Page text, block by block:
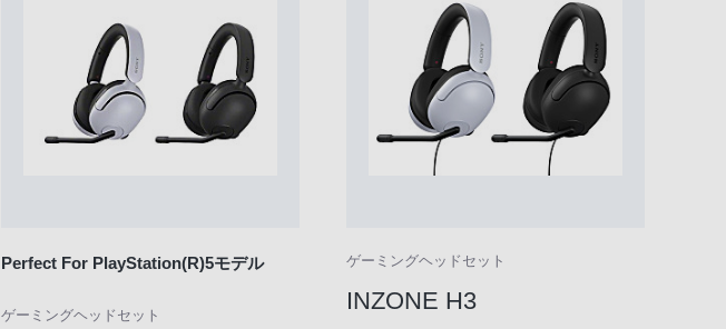
Perfect For PlayStation(R)5モデル
ゲーミングヘッドセット
ゲーミングヘッドセット
INZONE H3